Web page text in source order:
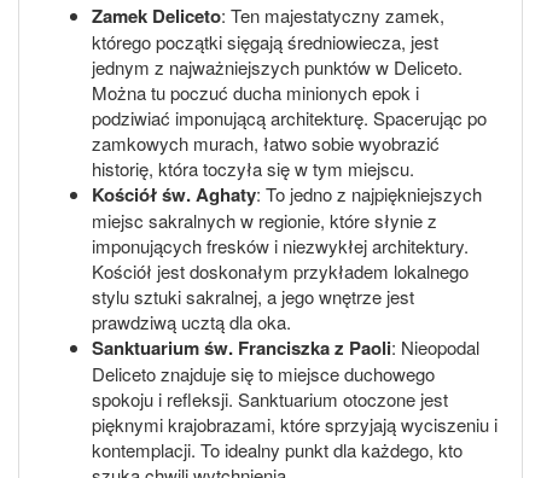
Zamek Deliceto: Ten majestatyczny zamek,
którego początki sięgają średniowiecza, jest
jednym z najważniejszych punktów w Deliceto.
Można tu poczuć ducha minionych epok i
podziwiać imponującą architekturę. Spacerując po
zamkowych murach, łatwo sobie wyobrazić
historię, która toczyła się w tym miejscu.
Kościół św. Aghaty: To jedno z najpiękniejszych
miejsc sakralnych w regionie, które słynie z
imponujących fresków i niezwykłej architektury.
Kościół jest doskonałym przykładem lokalnego
stylu sztuki sakralnej, a jego wnętrze jest
prawdziwą ucztą dla oka.
Sanktuarium św. Franciszka z Paoli: Nieopodal
Deliceto znajduje się to miejsce duchowego
spokoju i refleksji. Sanktuarium otoczone jest
pięknymi krajobrazami, które sprzyjają wyciszeniu i
kontemplacji. To idealny punkt dla każdego, kto